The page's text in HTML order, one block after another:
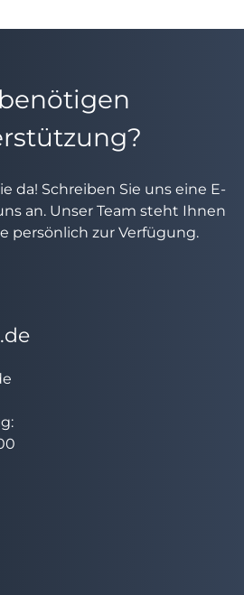
da! Schreiben Sie uns eine E-
an. Unser Team steht Ihnen
persönlich zur Verfügung.